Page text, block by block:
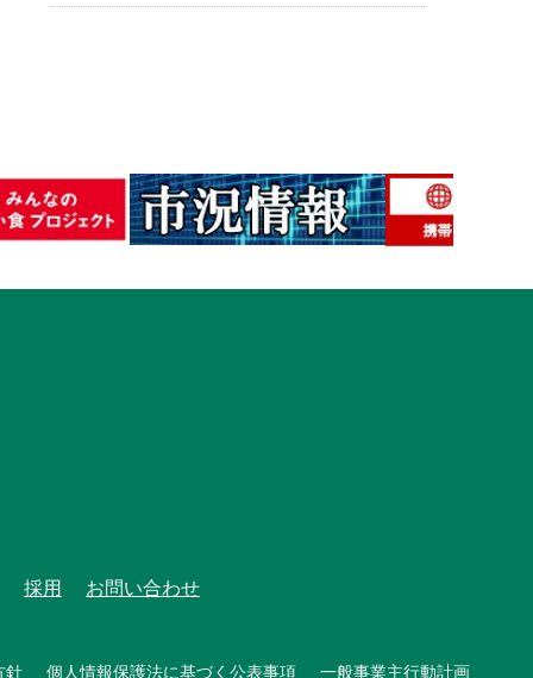
採用 お問い合わせ
針 個人情報保護法に基づく公表事項 一般事業主行動計画